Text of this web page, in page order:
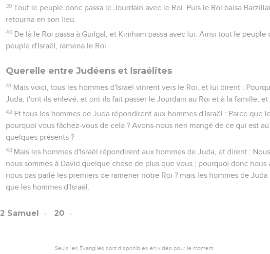
39 Tout le peuple donc passa le Jourdain avec le Roi. Puis le Roi baisa
retourna en son lieu.
40 De là le Roi passa à Guilgal, et Kimham passa avec lui. Ainsi tout le
peuple d'Israël, ramena le Roi.
Querelle entre Judéens et Israélites
41 Mais voici, tous les hommes d'Israël vinrent vers le Roi, et lui dirent :
Juda, t'ont-ils enlevé, et ont-ils fait passer le Jourdain au Roi et à la famille, et
42 Et tous les hommes de Juda répondirent aux hommes d'Israël : Parce que
pourquoi vous fâchez-vous de cela ? Avons-nous rien mangé de ce qui est
quelques présents ?
43 Mais les hommes d'Israël répondirent aux hommes de Juda, et dirent :
nous sommes à David quelque chose de plus que vous ; pourquoi donc nous
nous pas parlé les premiers de ramener notre Roi ? mais les hommes de
que les hommes d'Israël.
2 Samuel 20
Seuls les Évangiles sont disponibles en vidéo pour le moment.